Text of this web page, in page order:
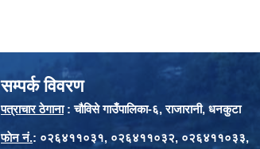
सम्पर्क विवरण
पत्राचार ठेगाना: चौविसे गाउँपालिका-६, राजारानी, धनकुटा
फाेन नं.: ०२६४११०३१, ०२६४११०३२, ०२६४११०३३,